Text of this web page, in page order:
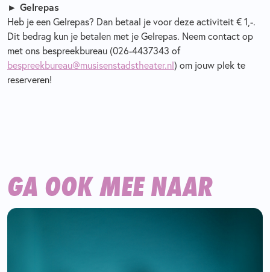
► Gelrepas
Heb je een Gelrepas? Dan betaal je voor deze activiteit € 1,-.
Dit bedrag kun je betalen met je Gelrepas. Neem contact op
met ons bespreekbureau (026-4437343 of
bespreekbureau@musisenstadstheater.nl) om jouw plek te
reserveren!
GA OOK MEE NAAR